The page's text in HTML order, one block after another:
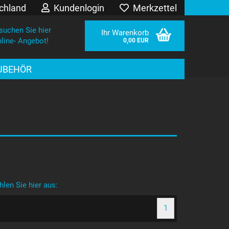
Kundenlogin Merkzettel
Sie hier
Angebot!
Ihr Warenkorb
0,00 EUR
Sie hier aus:
1